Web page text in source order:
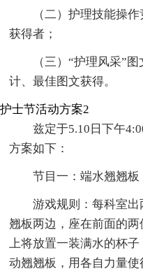
（二）护理技能操
获得者；
（三）“护理风采”
计、最佳图文获得。
护士节活动方案2
兹定于5.10日下午
方案如下：
节目一：端水翘翘板
游戏规则：每科室
翘板两边，座在前面的
上将放置一装满水的杯
动翘翘板，用各自力量